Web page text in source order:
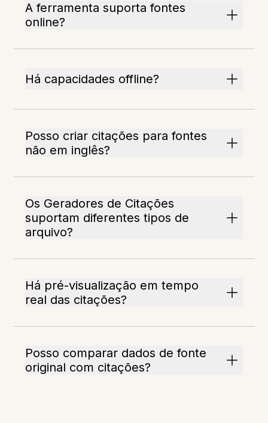
A ferramenta suporta fontes
online?
Há capacidades offline?
Posso criar citações para fontes
não em inglês?
Os Geradores de Citações
suportam diferentes tipos de
arquivo?
Há pré-visualização em tempo
real das citações?
Posso comparar dados de fonte
original com citações?